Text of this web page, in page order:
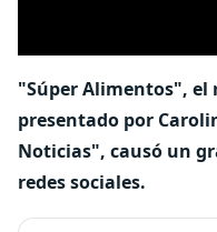
"Súper Alimentos", el
presentado por
Noticias", causó un
redes sociales.